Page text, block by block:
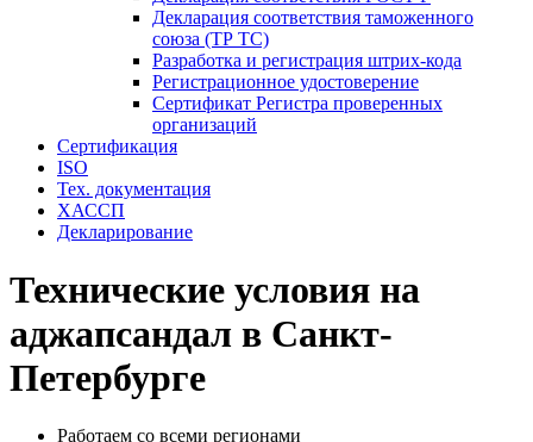
Декларация соответствия таможенного
союза (ТР ТС)
Разработка и регистрация штрих-кода
Регистрационное удостоверение
Сертификат Регистра проверенных
организаций
Сертификация
ISO
Тех. документация
ХАССП
Декларирование
Технические условия на
аджапсандал в Санкт-
Петербурге
Работаем со всеми регионами